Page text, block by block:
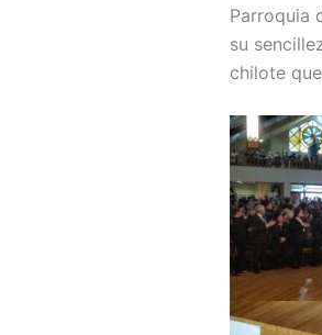
Parroquia
su
chilote